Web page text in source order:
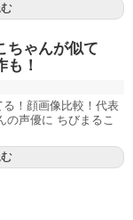
ちゃんが似て
！
！顔画像比較！代表
の声優に ちびまるこ